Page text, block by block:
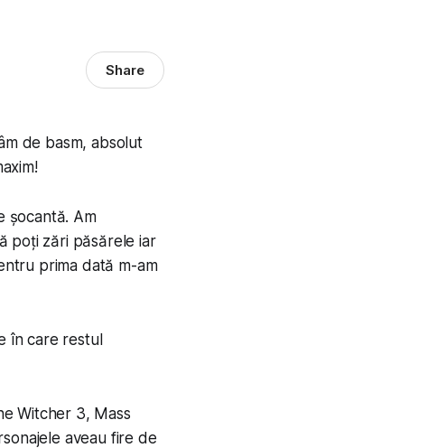
Share
de basm, absolut
șocantă. Am
poți zări păsărele iar
prima dată m-am
în care restul
Witcher 3, Mass
aveau fire de